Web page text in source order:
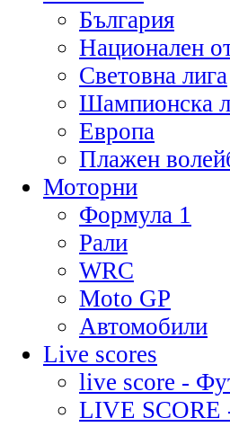
България
Национален
Световна лига
Шампионска
Европа
Плажен
Моторни
Формула 1
Рали
WRC
Moto GP
Автомобили
Live scores
live score -
LIVE SCORE